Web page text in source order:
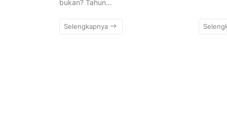
bukan? Tahun…
Selengkapnya